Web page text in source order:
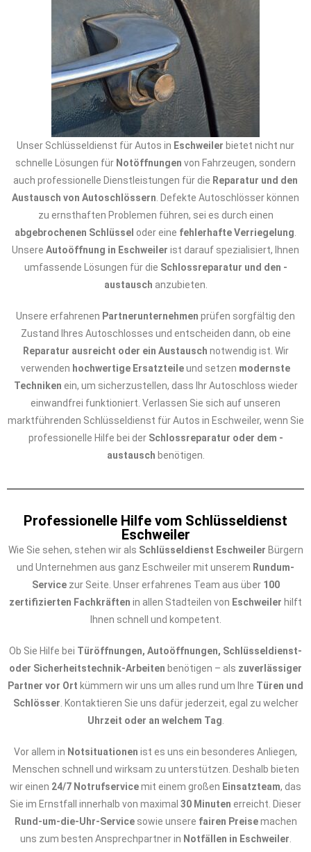
Unser Schlüsseldienst für Autos in Eschweiler bietet nicht nur
schnelle Lösungen für Notöffnungen von Fahrzeugen, sondern
auch professionelle Dienstleistungen für die Reparatur und den
Austausch von Autoschlössern . Defekte Autoschlösser können
zu ernsthaften Problemen führen, sei es durch einen
abgebrochenen Schlüssel oder eine fehlerhafte Verriegelung
Unsere Autoöffnung in Eschweiler ist darauf spezialisiert, Ihnen
umfassende Lösungen für die Schlossreparatur und den -
austausch anzubieten.
Unsere erfahrenen Partnerunternehmen prüfen sorgfältig den
Zustand Ihres Autoschlosses und entscheiden dann, ob eine
Reparatur ausreicht oder ein Austausch notwendig ist. Wir
verwenden hochwertige Ersatzteileund setzen modernste
Techniken ein, um sicherzustellen, dass Ihr Autoschloss wieder
einwandfrei funktioniert. Verlassen Sie sich auf unseren
marktführenden Schlüsseldienst für Autos in Eschweiler, wenn Sie
professionelle Hilfe bei der Schlossreparatur oder dem -
austausch benötigen.
Professionelle Hilfe vom Schlüsseldienst
Eschweiler
Wie Sie sehen, stehen wir als Schlüsseldienst Eschweiler Bürgern
und Unternehmen aus ganz Eschweiler mit unserem Rundum-
Servicezur Seite. Unser erfahrenes Team aus über 100
zertifizierten Fachkräften in allen Stadteilen von Eschweiler hilft
Ihnen schnell und kompetent.
Ob Sie Hilfe bei Türöffnungen, Autoöffnungen, Schlüsseldienst-
oder Sicherheitstechnik-Arbeiten benötigen – als zuverlässiger
Partner vor Ort kümmern wir uns um alles rund um Ihre Türen und
Schlösser . Kontaktieren Sie uns dafür jederzeit, egal zu welcher
Uhrzeit oder an welchem Tag
Vor allem in Notsituationen ist es uns ein besonderes Anliegen,
Menschen schnell und wirksam zu unterstützen. Deshalb bieten
wir einen 24/7 Notrufservicemit einem großen Einsatzteam, das
Sie im Ernstfall innerhalb von maximal 30 Minuten erreicht. Dieser
Rund-um-die-Uhr-Servicesowie unsere fairen Preisemachen
uns zum besten Ansprechpartner in Notfällen in Eschweiler